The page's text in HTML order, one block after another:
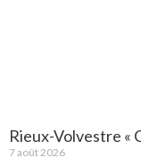
Rieux-Volvestre «
7 août 2026